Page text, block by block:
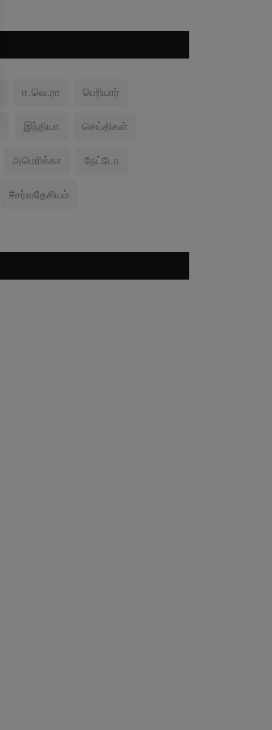
ஈ.வெ.ரா பெரியார்
இந்தியா செய்திகள்
அமெரிக்கா நேட்டோ
#சர்வதேசியம்